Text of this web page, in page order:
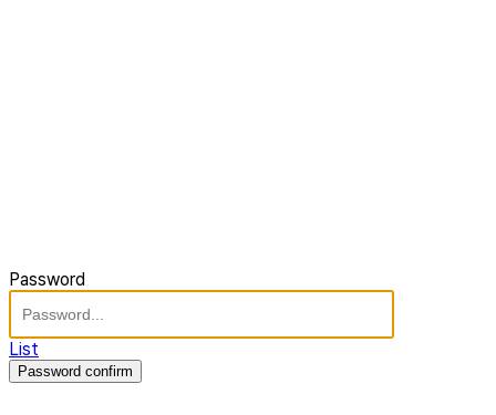
Password
List
Password confirm